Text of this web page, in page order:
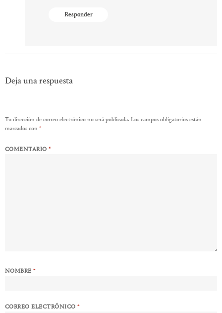
Responder
Deja una respuesta
Tu dirección de correo electrónico no será publicada. Los campos obligatorios están
marcados con *
COMENTARIO*
NOMBRE*
CORREO ELECTRÓNICO*